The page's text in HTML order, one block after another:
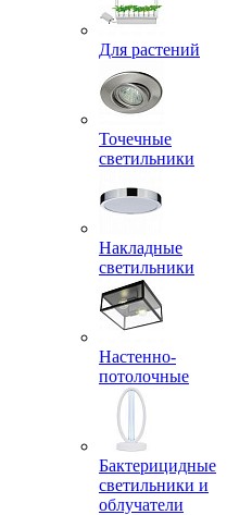
Для растений
Точечные
светильники
Накладные
светильники
Настенно-
потолочные
Бактерицидные
светильники и
облучатели